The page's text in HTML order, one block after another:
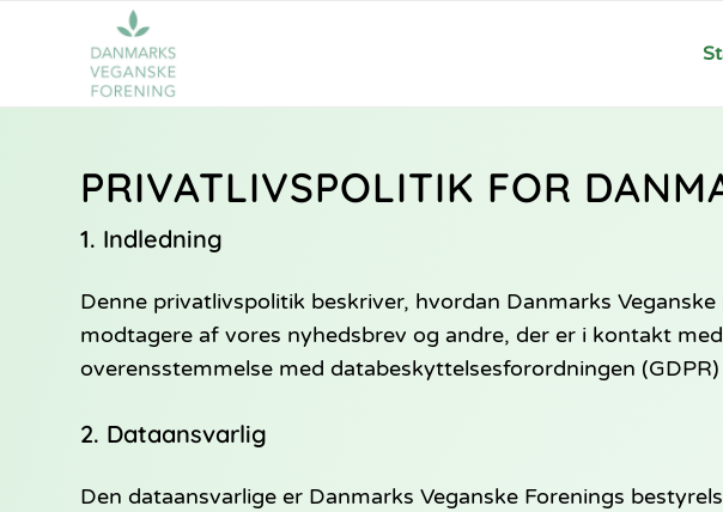
PRIVATLIVSPOLITIK FOR
1. Indledning
Denne privatlivspolitik beskriver, hvordan Danmarks
modtagere af vores nyhedsbrev og andre, der er i kontakt
overensstemmelse med databeskyttelsesforordningen
2. Dataansvarlig
Den dataansvarlige er Danmarks Veganske Forenings